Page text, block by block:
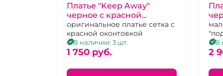
Платье "Keep Away"
черное с красной
ажурной окантовкой 46-
50
оригинальное платье сетка с
красной оконтовкой
В наличии: 3 шт.
1 750 pуб.
В
2